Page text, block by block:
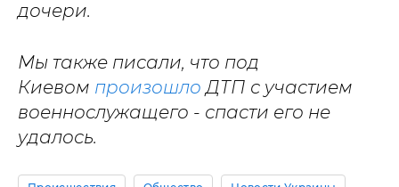
дочери.
Мы также писали, что под
Киевом произошло ДТП с участием
военнослужащего - спасти его не
удалось.